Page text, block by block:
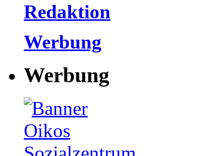
Redaktion
Werbung
Werbung